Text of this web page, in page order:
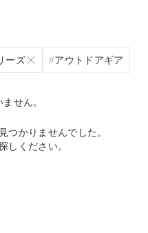
ーズ アウトドアギア
せん。
つかりませんでした。
しください。